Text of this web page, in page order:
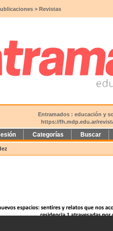
> Revistas
Entramados : educación y
https://fh.mdp.edu.ar/
Categorías Buscar